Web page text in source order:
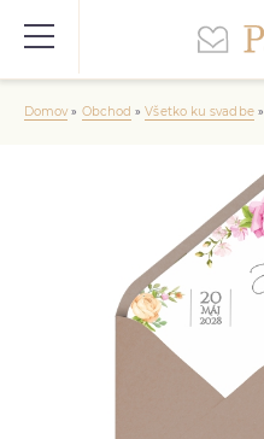
Domov» Obchod »Všetko ku svadbe»